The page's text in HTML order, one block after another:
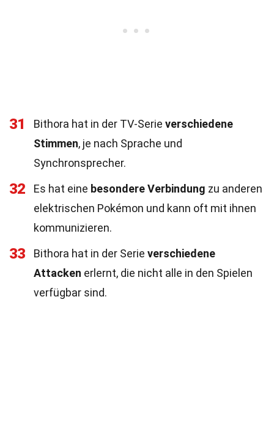
31 Bithora hat in der TV-Serie verschiedene
Stimmen, je nach Sprache und
Synchronsprecher.
32 Es hat eine besondere Verbindung zu anderen
elektrischen Pokémon und kann oft mit ihnen
kommunizieren.
33 Bithora hat in der Serie verschiedene
Attacken erlernt, die nicht alle in den Spielen
verfügbar sind.